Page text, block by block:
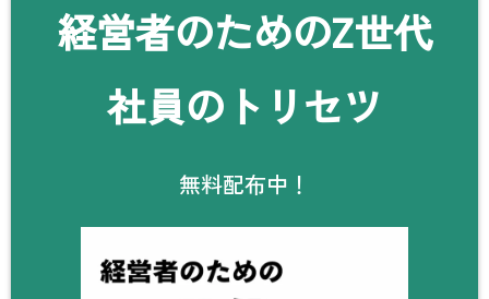
経営者のためのZ世代
社員のトリセツ
無料配布中！